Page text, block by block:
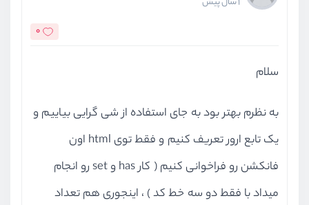
0
سلام
به نظرم بهتر بود به جای استفاده از شی گرایی بیاییم و
یک تابع ارور تعریف کنیم و فقط توی html اون
فانکشن رو فراخوانی کنیم ( کار has و set رو انجام
میداد با فقط دو سه خط کد ) ، اینجوری هم تعداد